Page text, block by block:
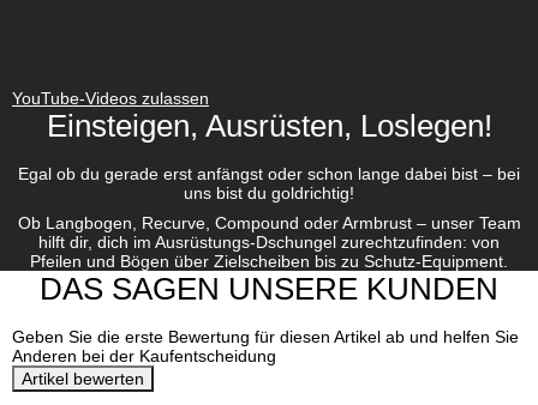
YouTube-Videos zulassen
Einsteigen, Ausrüsten, Loslegen!
Egal ob du gerade erst anfängst oder schon lange dabei bist – bei
uns bist du goldrichtig!
Ob Langbogen, Recurve, Compound oder Armbrust – unser Team
hilft dir, dich im Ausrüstungs-Dschungel zurechtzufinden: von
Pfeilen und Bögen über Zielscheiben bis zu Schutz-Equipment.
DAS SAGEN UNSERE KUNDEN
Geben Sie die erste Bewertung für diesen Artikel ab und helfen Sie
Anderen bei der Kaufentscheidung
Artikel bewerten